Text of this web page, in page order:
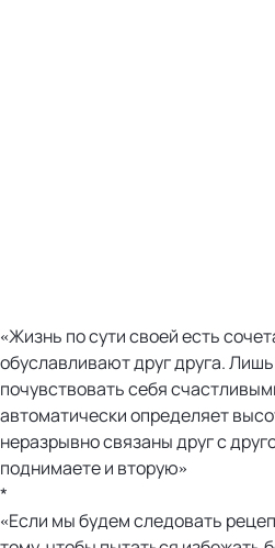
«Жизнь по сути своей есть
обуславливают друг друга.
почувствовать себя
автоматически определяет
неразрывно связаны друг с
поднимаете и вторую»
*
«Если мы будем следовать